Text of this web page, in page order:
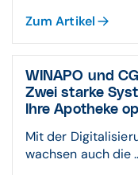
Zum Artikel
WINAPO und
Zwei starke
Ihre Apotheke
Mit der
wachsen auch die